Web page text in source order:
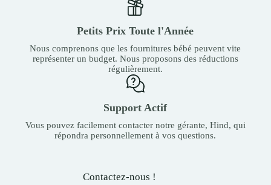
Petits Prix Toute l'Année
Nous comprenons que les fournitures bébé peuvent vite
représenter un budget. Nous proposons des réductions
régulièrement.
Support Actif
Vous pouvez facilement contacter notre gérante, Hind, qui
répondra personnellement à vos questions.
Contactez-nous !